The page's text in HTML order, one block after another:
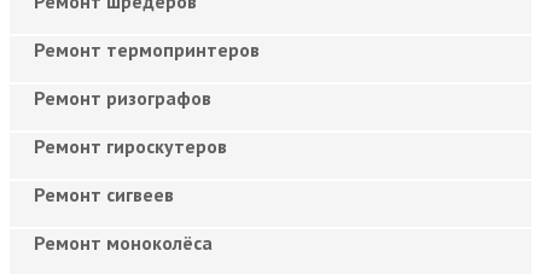
Ремонт термопринтеров
Ремонт ризографов
Ремонт гироскутеров
Ремонт сигвеев
Ремонт моноколёса